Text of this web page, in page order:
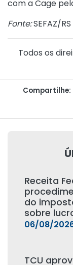
com a Cage
Fonte:SEFAZ/
Todos os
Compartilhe:
Receita
do
sobre
06/08/
TCU